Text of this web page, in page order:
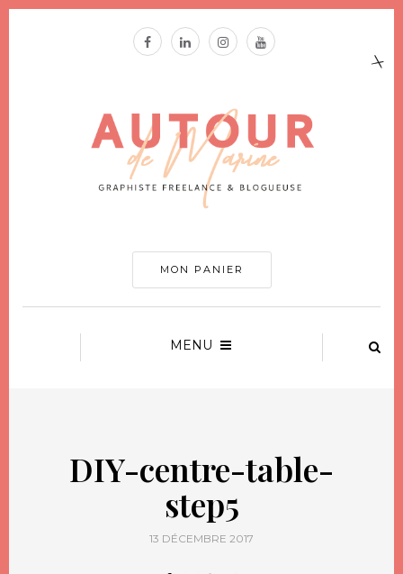
MON PANIER
MENU
DIY-centre-table-
step5
13 DÉCEMBRE 2017